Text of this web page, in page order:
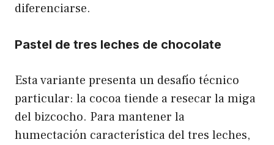
diferenciarse.
Pastel de tres leches de chocolate
Esta variante presenta un desafío técnico
particular: la cocoa tiende a resecar la miga
del bizcocho. Para mantener la
humectación característica del tres leches,